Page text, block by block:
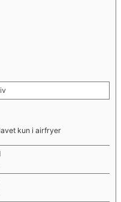
kun i airfryer